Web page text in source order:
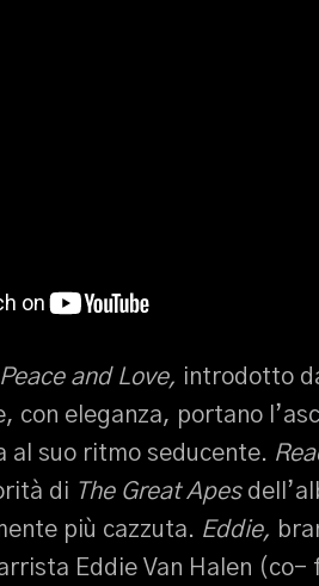
Peace and Love, introdotto
con eleganza, portano
al suo ritmo seducente.
di The Great Apes
più cazzuta. Eddie,
Eddie Van Halen (co-